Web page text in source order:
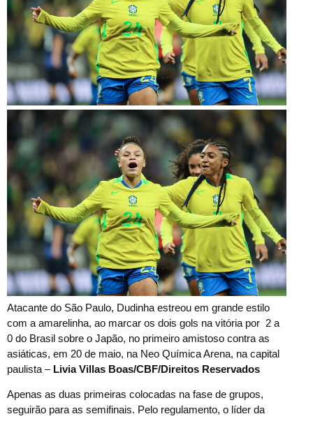
Atacante do São Paulo, Dudinha estreou em grande estilo
com a amarelinha, ao marcar os dois gols na vitória por 2 a
0 do Brasil sobre o Japão, no primeiro amistoso contra as
asiáticas, em 20 de maio, na Neo Química Arena, na capital
paulista – Livia Villas Boas/CBF/Direitos Reservados
Apenas as duas primeiras colocadas na fase de grupos,
seguirão para as semifinais. Pelo regulamento, o líder da